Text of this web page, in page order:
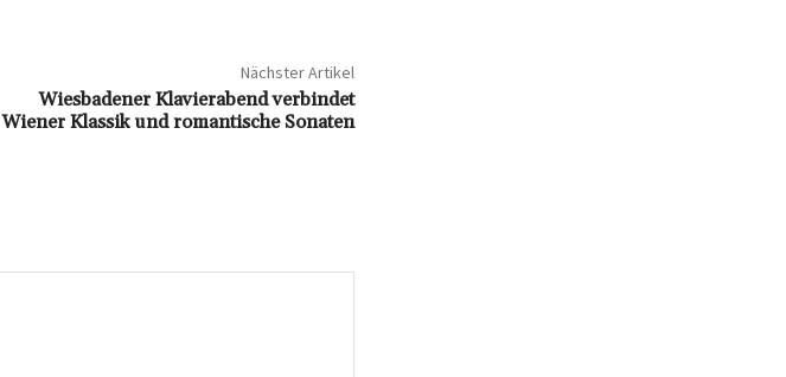
Nächster Artikel
Wiesbadener Klavierabend verbindet
Wiener Klassik und romantische Sonaten